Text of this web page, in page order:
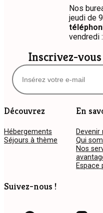
Inscrivez-
Nos
jeudi de
vendredi
Découvrez
Hébergements
Séjours à thème
En
Qui
Nos
Espace
Suivez-nous !